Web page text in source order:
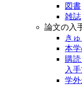
図書
雑誌
論文の入
き
本
購
入
学